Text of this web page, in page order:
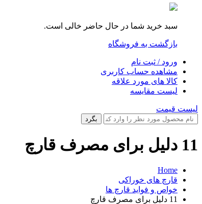
سبد خرید شما در حال حاضر خالی است.
بازگشت به فروشگاه
ورود / ثبت نام
مشاهده حساب کاربری
کالا های مورد علاقه
لیست مقایسه
لیست قیمت
بگرد
11 دلیل برای مصرف قارچ
Home
قارچ های خوراکی
خواص و فواید قارچ ها
11 دلیل برای مصرف قارچ